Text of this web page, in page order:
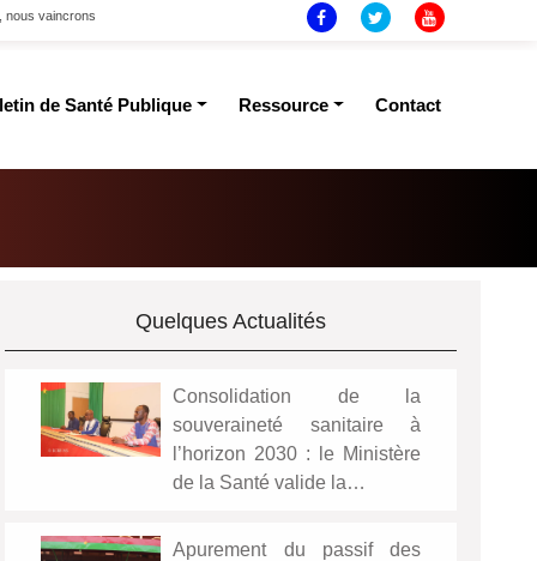
nous vaincrons
de Santé Publique Ressource Contact
Quelques Actualités
Consolidation de la
souveraineté sanitaire à
l’horizon 2030 : le Ministère
de la Santé valide la…
Apurement du passif des